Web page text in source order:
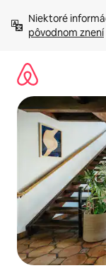
obsah.
Niektoré
pôvodnom znení